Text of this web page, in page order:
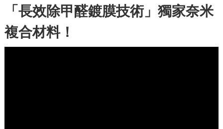
「長效除甲醛鍍膜技術」獨家奈米
複合材料！